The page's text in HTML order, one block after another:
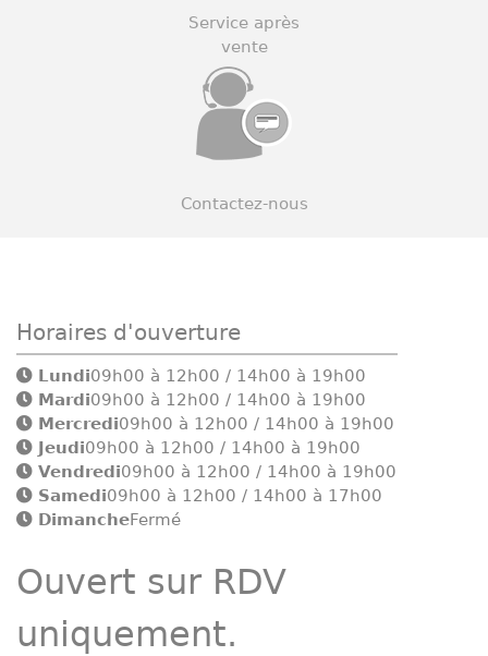
Service après
vente
Contactez-nous
Horaires d'ouverture
Lundi09h00 à 12h00 / 14h00 à 19h00
Mardi09h00 à 12h00 / 14h00 à 19h00
Mercredi09h00 à 12h00 / 14h00 à 19h00
Jeudi09h00 à 12h00 / 14h00 à 19h00
Vendredi09h00 à 12h00 / 14h00 à 19h00
Samedi09h00 à 12h00 / 14h00 à 17h00
DimancheFermé
Ouvert sur RDV
uniquement.